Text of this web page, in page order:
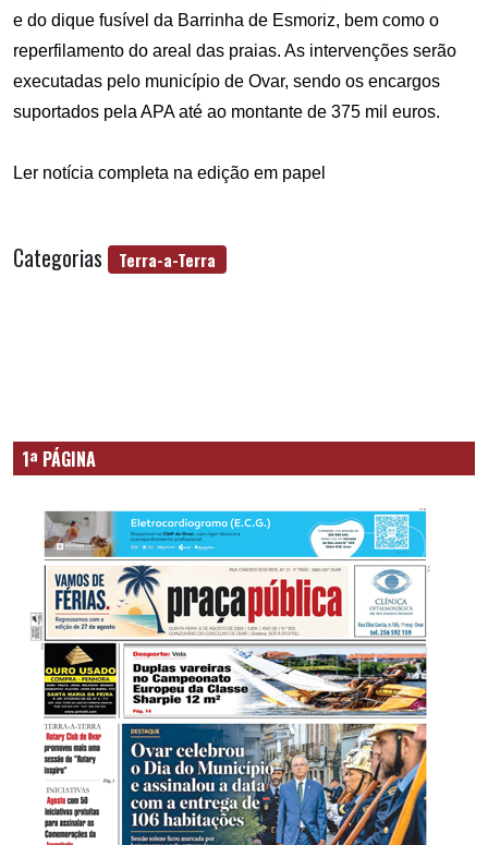
e do dique fusível da Barrinha de Esmoriz, bem como o
reperfilamento do areal das praias. As intervenções serão
executadas pelo município de Ovar, sendo os encargos
suportados pela APA até ao montante de 375 mil euros.
Ler notícia completa na edição em papel
Categorias Terra-a-Terra
1ª PÁGINA